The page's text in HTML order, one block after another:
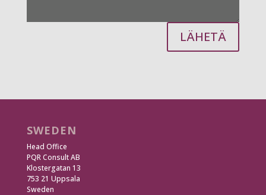
LÄHETÄ
SWEDEN
Head Office
PQR Consult AB
Klostergatan 13
753 21 Uppsala
Sweden